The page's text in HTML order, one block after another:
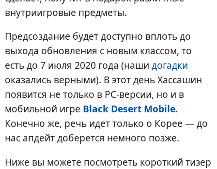
внутриигровые предметы.
Предсоздание будет доступно вплоть до
выхода обновления с новым классом, то
есть до 7 июля 2020 года (наши догадки
оказались верными). В этот день Хассашин
появится не только в PC-версии, но и в
мобильной игре Black Desert Mobile.
Конечно же, речь идет только о Корее — до
нас апдейт доберется немного позже.
Ниже вы можете посмотреть короткий тизер